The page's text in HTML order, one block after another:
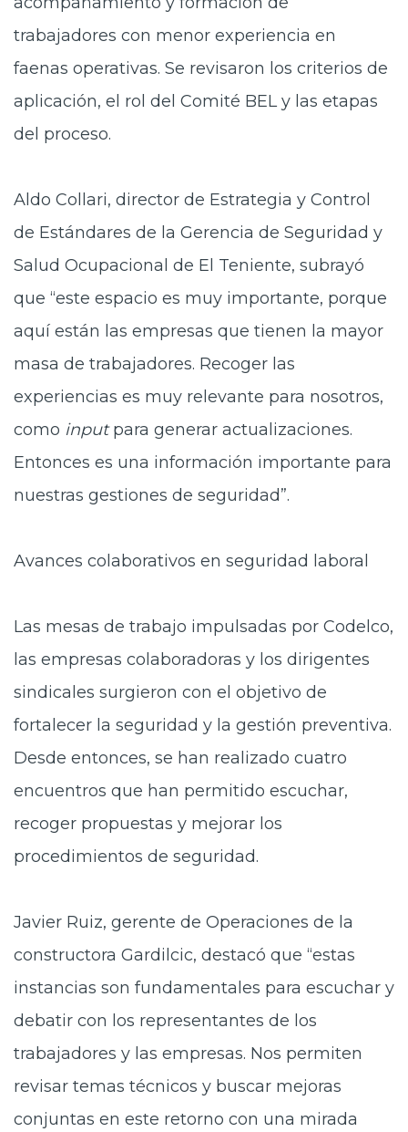
trabajadores con menor experiencia en
faenas operativas. Se revisaron los criterios de
aplicación, el rol del Comité BEL y las etapas
del proceso.
Aldo Collari, director de Estrategia y Control
de Estándares de la Gerencia de Seguridad y
Salud Ocupacional de El Teniente, subrayó
que “este espacio es muy importante, porque
aquí están las empresas que tienen la mayor
masa de trabajadores. Recoger las
experiencias es muy relevante para nosotros,
como inputpara generar actualizaciones.
Entonces es una información importante para
nuestras gestiones de seguridad”.
Avances colaborativos en seguridad laboral
Las mesas de trabajo impulsadas por Codelco,
las empresas colaboradoras y los dirigentes
sindicales surgieron con el objetivo de
fortalecer la seguridad y la gestión preventiva.
Desde entonces, se han realizado cuatro
encuentros que han permitido escuchar,
recoger propuestas y mejorar los
procedimientos de seguridad.
Javier Ruiz, gerente de Operaciones de la
constructora Gardilcic, destacó que “estas
instancias son fundamentales para escuchar y
debatir con los representantes de los
trabajadores y las empresas. Nos permiten
revisar temas técnicos y buscar mejoras
conjuntas en este retorno con una mirada